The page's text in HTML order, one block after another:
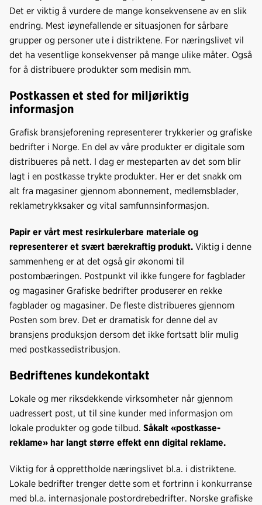
Det er viktig å vurdere de mange konsekvensene av en slik
endring. Mest iøynefallende er situasjonen for sårbare
grupper og personer ute i distriktene. For næringslivet vil
det ha vesentlige konsekvenser på mange ulike måter. Også
for å distribuere produkter som medisin mm.
Postkassen et sted for miljøriktig
informasjon
Grafisk bransjeforening representerer trykkerier og grafiske
bedrifter i Norge. En del av våre produkter er digitale som
distribueres på nett. I dag er mesteparten av det som blir
lagt i en postkasse trykte produkter. Her er det snakk om
alt fra magasiner gjennom abonnement, medlemsblader,
reklametrykksaker og vital samfunnsinformasjon.
Papir er vårt mest resirkulerbare materiale og
representerer et svært bærekraftig produkt. Viktig i denne
sammenheng er at det også gir økonomi til
postombæringen. Postpunkt vil ikke fungere for fagblader
og magasiner Grafiske bedrifter produserer en rekke
fagblader og magasiner. De fleste distribueres gjennom
Posten som brev. Det er dramatisk for denne del av
bransjens produksjon dersom det ikke fortsatt blir mulig
med postkassedistribusjon.
Bedriftenes kundekontakt
Lokale og mer riksdekkende virksomheter når gjennom
uadressert post, ut til sine kunder med informasjon om
lokale produkter og gode tilbud. Såkalt «postkasse-
reklame» har langt større effekt enn digital reklame.
Viktig for å opprettholde næringslivet bl.a. i distriktene.
Lokale bedrifter trenger dette som et fortrinn i konkurranse
med bl.a. internasjonale postordrebedrifter. Norske grafiske